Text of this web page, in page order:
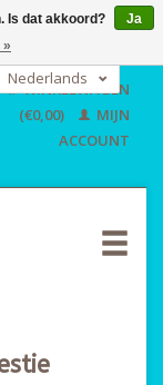
Nederlands
English
WINKELWAGEN
(€0,00)
MIJN
ACCOUNT
Is dat akkoord?
Ja
»